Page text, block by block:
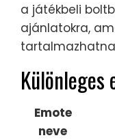
a játékbeli
ajánlatokra,
Különleges
Emote
neve